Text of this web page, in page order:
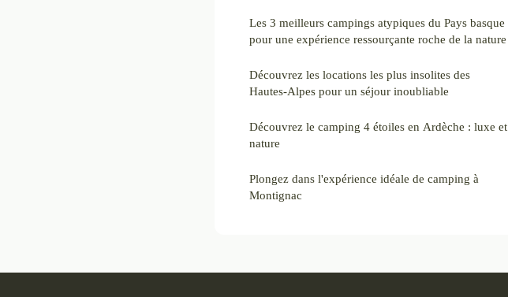
Les 3 meilleurs campings atypiques du Pays basque
pour une expérience ressourçante roche de la nature
Découvrez les locations les plus insolites des
Hautes-Alpes pour un séjour inoubliable
Découvrez le camping 4 étoiles en Ardèche : luxe et
nature
Plongez dans l'expérience idéale de camping à
Montignac